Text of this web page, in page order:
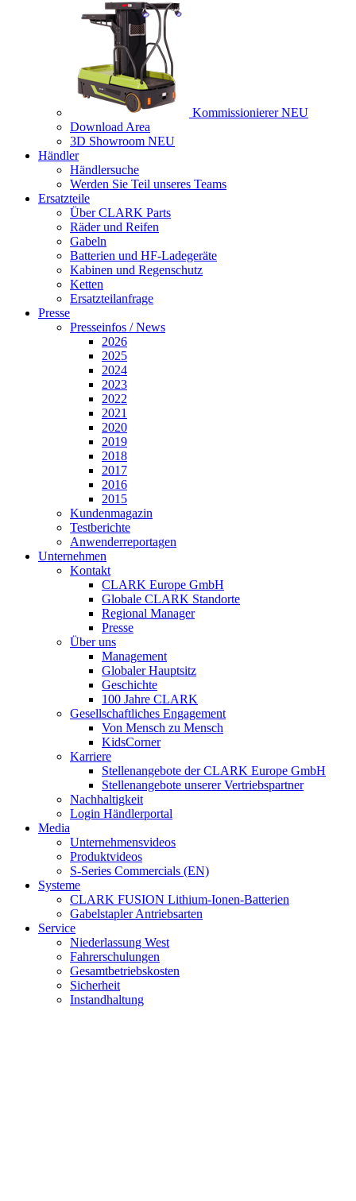
Kommissionierer NEU
Download Area
3D Showroom NEU
Händler
Händlersuche
Werden Sie Teil unseres Teams
Ersatzteile
Über CLARK Parts
Räder und Reifen
Gabeln
Batterien und HF-Ladegeräte
Kabinen und Regenschutz
Ketten
Ersatzteilanfrage
Presse
Presseinfos / News
2026
2025
2024
2023
2022
2021
2020
2019
2018
2017
2016
2015
Kundenmagazin
Testberichte
Anwenderreportagen
Unternehmen
Kontakt
CLARK Europe GmbH
Globale CLARK Standorte
Regional Manager
Presse
Über uns
Management
Globaler Hauptsitz
Geschichte
100 Jahre CLARK
Gesellschaftliches Engagement
Von Mensch zu Mensch
KidsCorner
Karriere
Stellenangebote der CLARK Europe GmbH
Stellenangebote unserer Vertriebspartner
Nachhaltigkeit
Login Händlerportal
Media
Unternehmensvideos
Produktvideos
S-Series Commercials (EN)
Systeme
CLARK FUSION Lithium-Ionen-Batterien
Gabelstapler Antriebsarten
Service
Niederlassung West
Fahrerschulungen
Gesamtbetriebskosten
Sicherheit
Instandhaltung